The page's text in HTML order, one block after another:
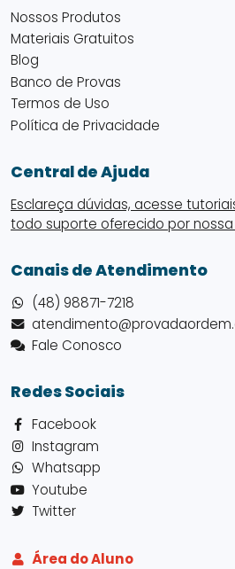
Nossos Produtos
Materiais Gratuitos
Blog
Banco de Provas
Termos de Uso
Política de Privacidade
Central de Ajuda
Esclareça dúvidas, acesse
todo suporte oferecido por
Canais de Atendimento
(48) 98871-7218
Fale Conosco
Redes Sociais
Facebook
Instagram
Whatsapp
Youtube
Twitter
Área do Aluno